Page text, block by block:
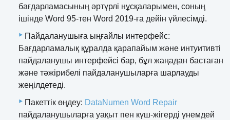
бағдарламасының әртүрлі нұсқаларымен, соның
ішінде Word 95-тен Word 2019-ға дейін үйлесімді.
Пайдаланушыға ыңғайлы интерфейс:
Бағдарламалық құралда қарапайым және интуитивті
пайдаланушы интерфейсі бар, бұл жаңадан бастаған
және тәжірибелі пайдаланушыларға шарлауды
жеңілдетеді.
Пакеттік өңдеу: DataNumen Word Repair
пайдаланушыларға уақыт пен күш-жігерді үнемдей